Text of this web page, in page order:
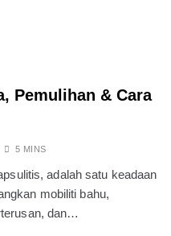
Pemulihan & Cara
5 MINS
adalah satu keadaan
mobiliti bahu,
dan…